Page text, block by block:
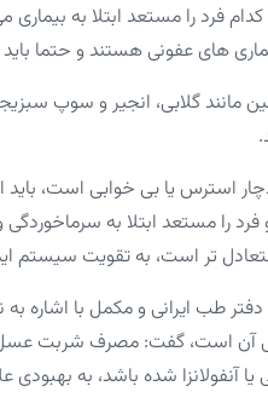
فرد را مستعد ابتلا به بیماری می
بیماری ‌های عفونی هستند و حتما
گلابی، انجیر و سوپ
استرس یا بی خوابی است،
را مستعد ابتلا به سرماخوردگی
طب ایرانی و مکمل با اشاره
آن است، گفت: مصرف شربت عسل
آنفولانزا شده باشد، به بهبودی